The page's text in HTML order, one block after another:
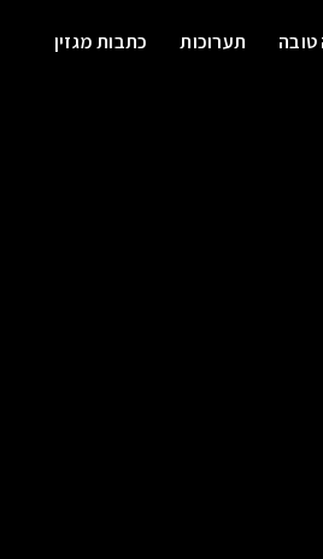
טובה תערוכות כתבות מגזין